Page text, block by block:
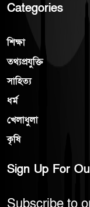
Categories
শিক্ষা
তথ্যপ্রযুক্তি
সাহিত্য
ধর্ম
খেলাধুলা
কৃষি
Sign Up For
Subscribe to